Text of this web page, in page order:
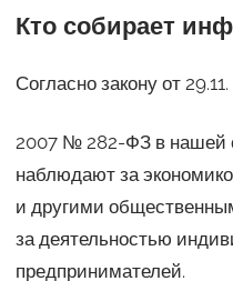
Кто собирает
Согласно закону от 29.11.
2007 № 282-ФЗ в нашей
наблюдают за
и другими
за деятельностью
предпринимателей.